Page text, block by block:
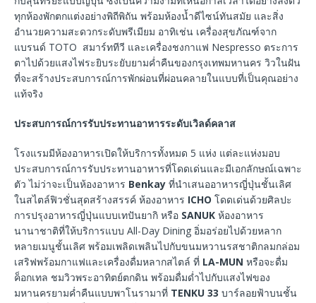
ทุกห้องพักตกแต่งอย่างพิถีพิถัน พร้อมห้องน้ำดีไซน์ทันสมัย และสิ่ง
อำนวยความสะดวกระดับพรีเมียม อาทิเช่น เครื่องสุขภัณฑ์จาก
แบรนด์ TOTO สมาร์ททีวี และเครื่องชงกาแฟ Nespresso ตระการ
ตาไปด้วยแสงไฟระยิบระยับยามค่ำคืนของกรุงเทพมหานคร วิวในฝัน
ที่จะสร้างประสบการณ์การพักผ่อนที่ผ่อนคลายในแบบที่เป็นคุณอย่าง
แท้จริง
ประสบการณ์การรับประทานอาหารระดับเวิลด์คลาส
โรงแรมมีห้องอาหารเปิดให้บริการทั้งหมด 5 แห่ง แต่ละแห่งมอบ
ประสบการณ์การรับประทานอาหารที่โดดเด่นและมีเอกลักษณ์เฉพาะ
ตัว ไม่ว่าจะเป็นห้องอาหาร Benkay ที่นำเสนออาหารญี่ปุ่นชั้นเลิศ
ในสไตล์ฟิวชั่นสุดสร้างสรรค์ ห้องอาหาร ICHO โดดเด่นด้วยศิลปะ
การปรุงอาหารญี่ปุ่นแบบเทปันยากิ หรือ SANUK ห้องอาหาร
นานาชาติที่ให้บริการแบบ All-Day Dining อิ่มอร่อยไปด้วยหลาก
หลายเมนูชั้นเลิศ พร้อมเพลิดเพลินไปกับขนมหวานรสชาติกลมกล่อม
เสริฟพร้อมกาแฟและเครื่องดื่มหลากสไตล์ ที่ LA-MUN หรือจะดื่ม
ค็อกเทล ชมวิวพระอาทิตย์ตกดิน พร้อมดื่มด่ำไปกับแสงไฟของ
มหานครยามค่ำคืนแบบพาโนรามาที่ TENKU 33 บาร์ลอยฟ้าบนชั้น